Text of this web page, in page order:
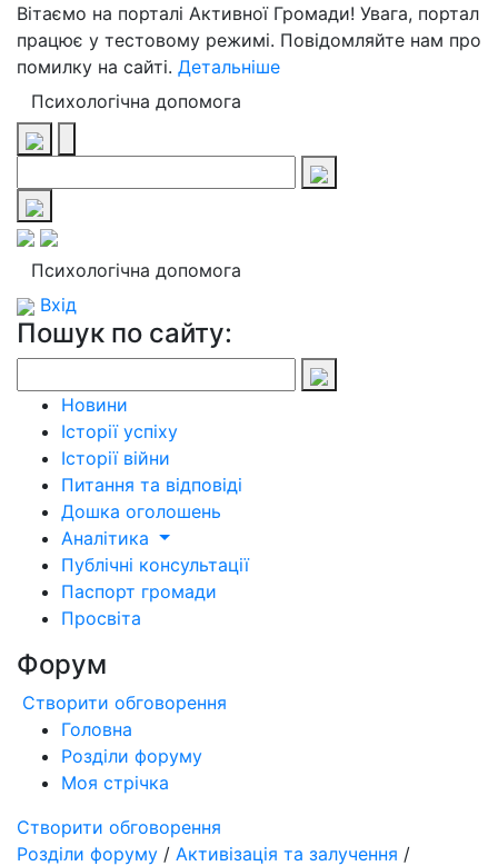
Вітаємо на порталі Активної Громади! Увага, портал
працює у тестовому режимі. Повідомляйте нам про
помилку на сайті. Детальніше
Психологічна допомога
Психологічна допомога
Вхід
Пошук по сайту:
Новини
Історії успіху
Історії війни
Питання та відповіді
Дошка оголошень
Аналітика
Публічні консультації
Паспорт громади
Просвіта
Форум
Створити обговорення
Головна
Розділи форуму
Моя стрічка
Створити обговорення
Розділи форуму / Активізація та залучення /